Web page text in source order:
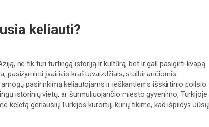
keliauti?
ne tik turi turtingą istoriją ir kultūrą, bet ir gali pasigirti kvapą
pasižyminti įvairiais kraštovaizdžiais, stulbinančiomis
pasirinkimą keliautojams ir ieškantiems išskirtinio poilsio.
istorinių vietų, ar šurmuliuojančio miesto gyvenimo, Turkijoje
keletą geriausių Turkijos kurortų, kurių tikime, kad išpildys Jūsų